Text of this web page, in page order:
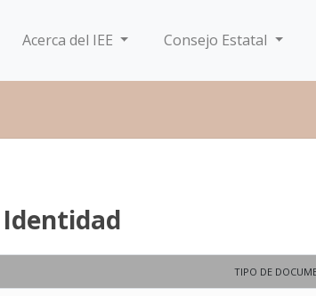
Acerca del IEE Consejo Estatal
TIPO DE